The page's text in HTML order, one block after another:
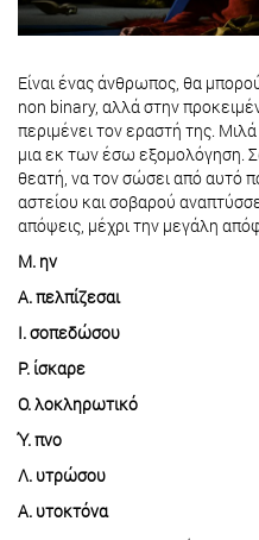
Είναι ένας άνθρωπος, θα
non binary, αλλά στην
περιμένει τον εραστή της.
μια εκ των έσω εξομολόγηση.
θεατή, να τον σώσει από αυτό
αστείου και σοβαρού
απόψεις, μέχρι την μεγάλη
Μ. ην
Α. πελπίζεσαι
Ι. σοπεδώσου
Ρ. ίσκαρε
Ο. λοκληρωτικό
Ύ. πνο
Λ. υτρώσου
Α. υτοκτόνα